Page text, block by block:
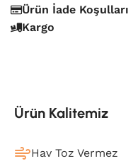
Ürün İade Koşulları
Kargo
Ürün Kalitemiz
Hav Toz Vermez